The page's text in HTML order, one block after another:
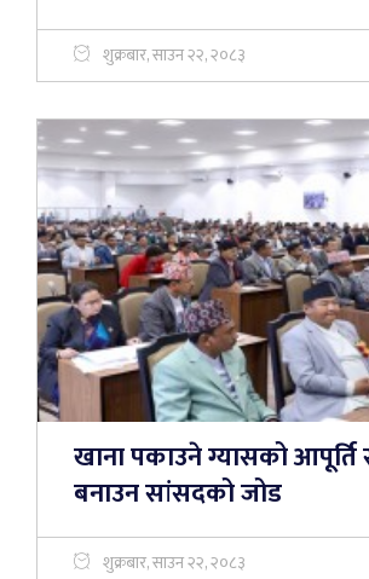
शुक्रबार, साउन २२, २०८३
खाना पकाउने ग्यासको
बनाउन सांसदको जोड
शुक्रबार, साउन २२, २०८३